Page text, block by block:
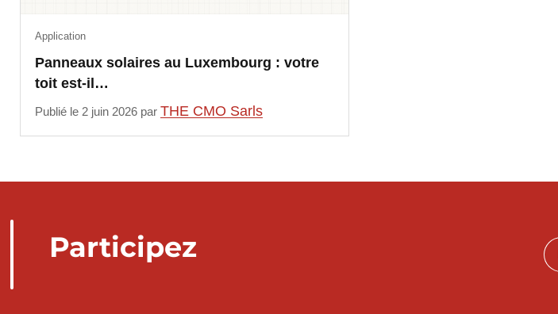
Panneaux solaires au Luxembourg : votre
toit est-il…
Application
Publié le 2 juin 2026 par THE CMO Sarls
Participez